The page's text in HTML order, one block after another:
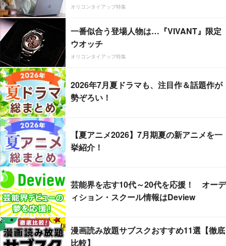
オリコンタイアップ特集
一番似合う登場人物は…『VIVANT』限定
ウオッチ
オリコンタイアップ特集
2026年7月夏ドラマも、注目作＆話題作が
勢ぞろい！
【夏アニメ2026】7月期夏の新アニメを一
挙紹介！
芸能界を志す10代～20代を応援！ オーデ
ィション・スクール情報はDeview
漫画読み放題サブスクおすすめ11選【徹底
比較】